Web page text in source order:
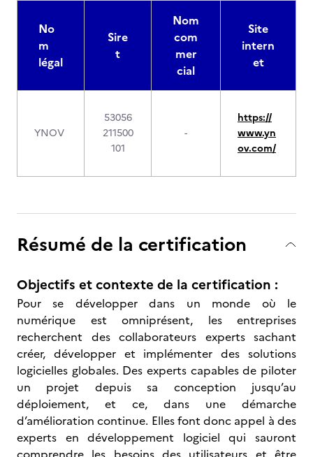
No
m
légal
Sire
t
Nom
com
mer
cial
Site
intern
et
YNOV
53056
211500
101
-
https://
www.yn
ov.com/
Résumé de la certification
Objectifs et contexte de la certification :
Pour se développer dans un monde où le
numérique est omniprésent, les entreprises
recherchent des collaborateurs experts sachant
créer, développer et implémenter des solutions
logicielles globales. Des experts capables de piloter
un projet depuis sa conception jusqu’au
déploiement, et ce, dans une démarche
d’amélioration continue. Elles font donc appel à des
experts en développement logiciel qui sauront